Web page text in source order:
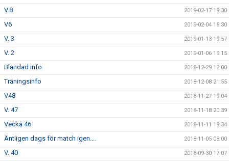
V.8 2019-02-17 19:30
V6 2019-02-04 16:30
V. 3 2019-01-13 19:57
V. 2 2019-01-06 19:15
Blandad info 2018-12-29 12:00
Träningsinfo 2018-12-08 21:55
V48 2018-11-27 19:04
V. 47 2018-11-18 20:39
Vecka 46 2018-11-11 19:34
Äntligen dags för match igen.... 2018-11-05 08:00
V. 40 2018-09-30 17:07